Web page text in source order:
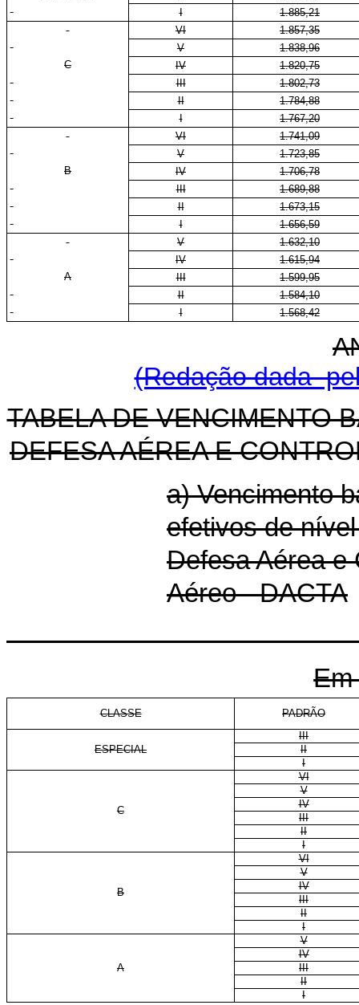
I
1.885,21
VI
1.857,35
V
1.838,96
C
IV
1.820,75
III
1.802,73
II
1.784,88
I
1.767,20
VI
1.741,09
V
1.723,85
B
IV
1.706,78
III
1.689,88
II
1.673,15
I
1.656,59
V
1.632,10
IV
1.615,94
A
III
1.599,95
II
1.584,10
I
1.568,42
(Redação dada
TABELA DE VENCIMENTO
DEFESA AÉREA E
a) Vencimento
efetivos de
Defesa Aérea e
Aéreo - DACTA
Em
CLASSE PADRÃO
ESPECIAL
III
II
I
C
VI
V
IV
III
II
I
B
VI
V
IV
III
II
I
A
V
IV
III
II
I